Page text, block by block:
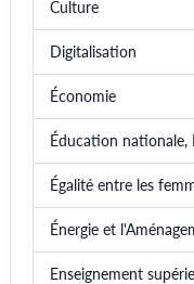
Culture
Digitalisation
Économie
Éducation nationale,
Égalité entre les
Énergie et
Enseignement